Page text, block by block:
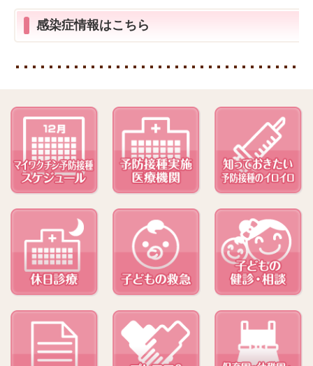
感染症情報はこちら